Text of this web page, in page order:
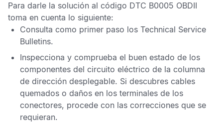
Para darle la solución al código DTC B0005 OBDII
toma en cuenta lo siguiente:
Consulta como primer paso los Technical Service
Bulletins.
Inspecciona y comprueba el buen estado de los
componentes del circuito eléctrico de la columna
de dirección desplegable. Si descubres cables
quemados o daños en los terminales de los
conectores, procede con las correcciones que se
requieran.